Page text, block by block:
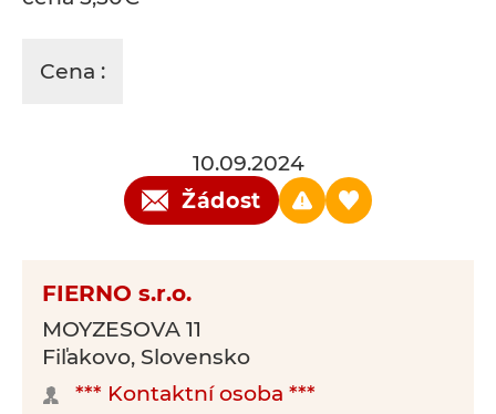
Cena :
10.09.2024
Žádost
FIERNO s.r.o.
MOYZESOVA 11
Fiľakovo, Slovensko
*** Kontaktní osoba ***